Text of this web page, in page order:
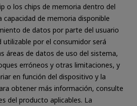
o los chips de memoria dentro del
de memoria disponible
de datos por parte del usuario
utilizable por el consumidor será
áreas de datos de uso del sistema,
erróneos y otras limitaciones, y
en función del dispositivo y la
obtener más información, consulte
del producto aplicables. La